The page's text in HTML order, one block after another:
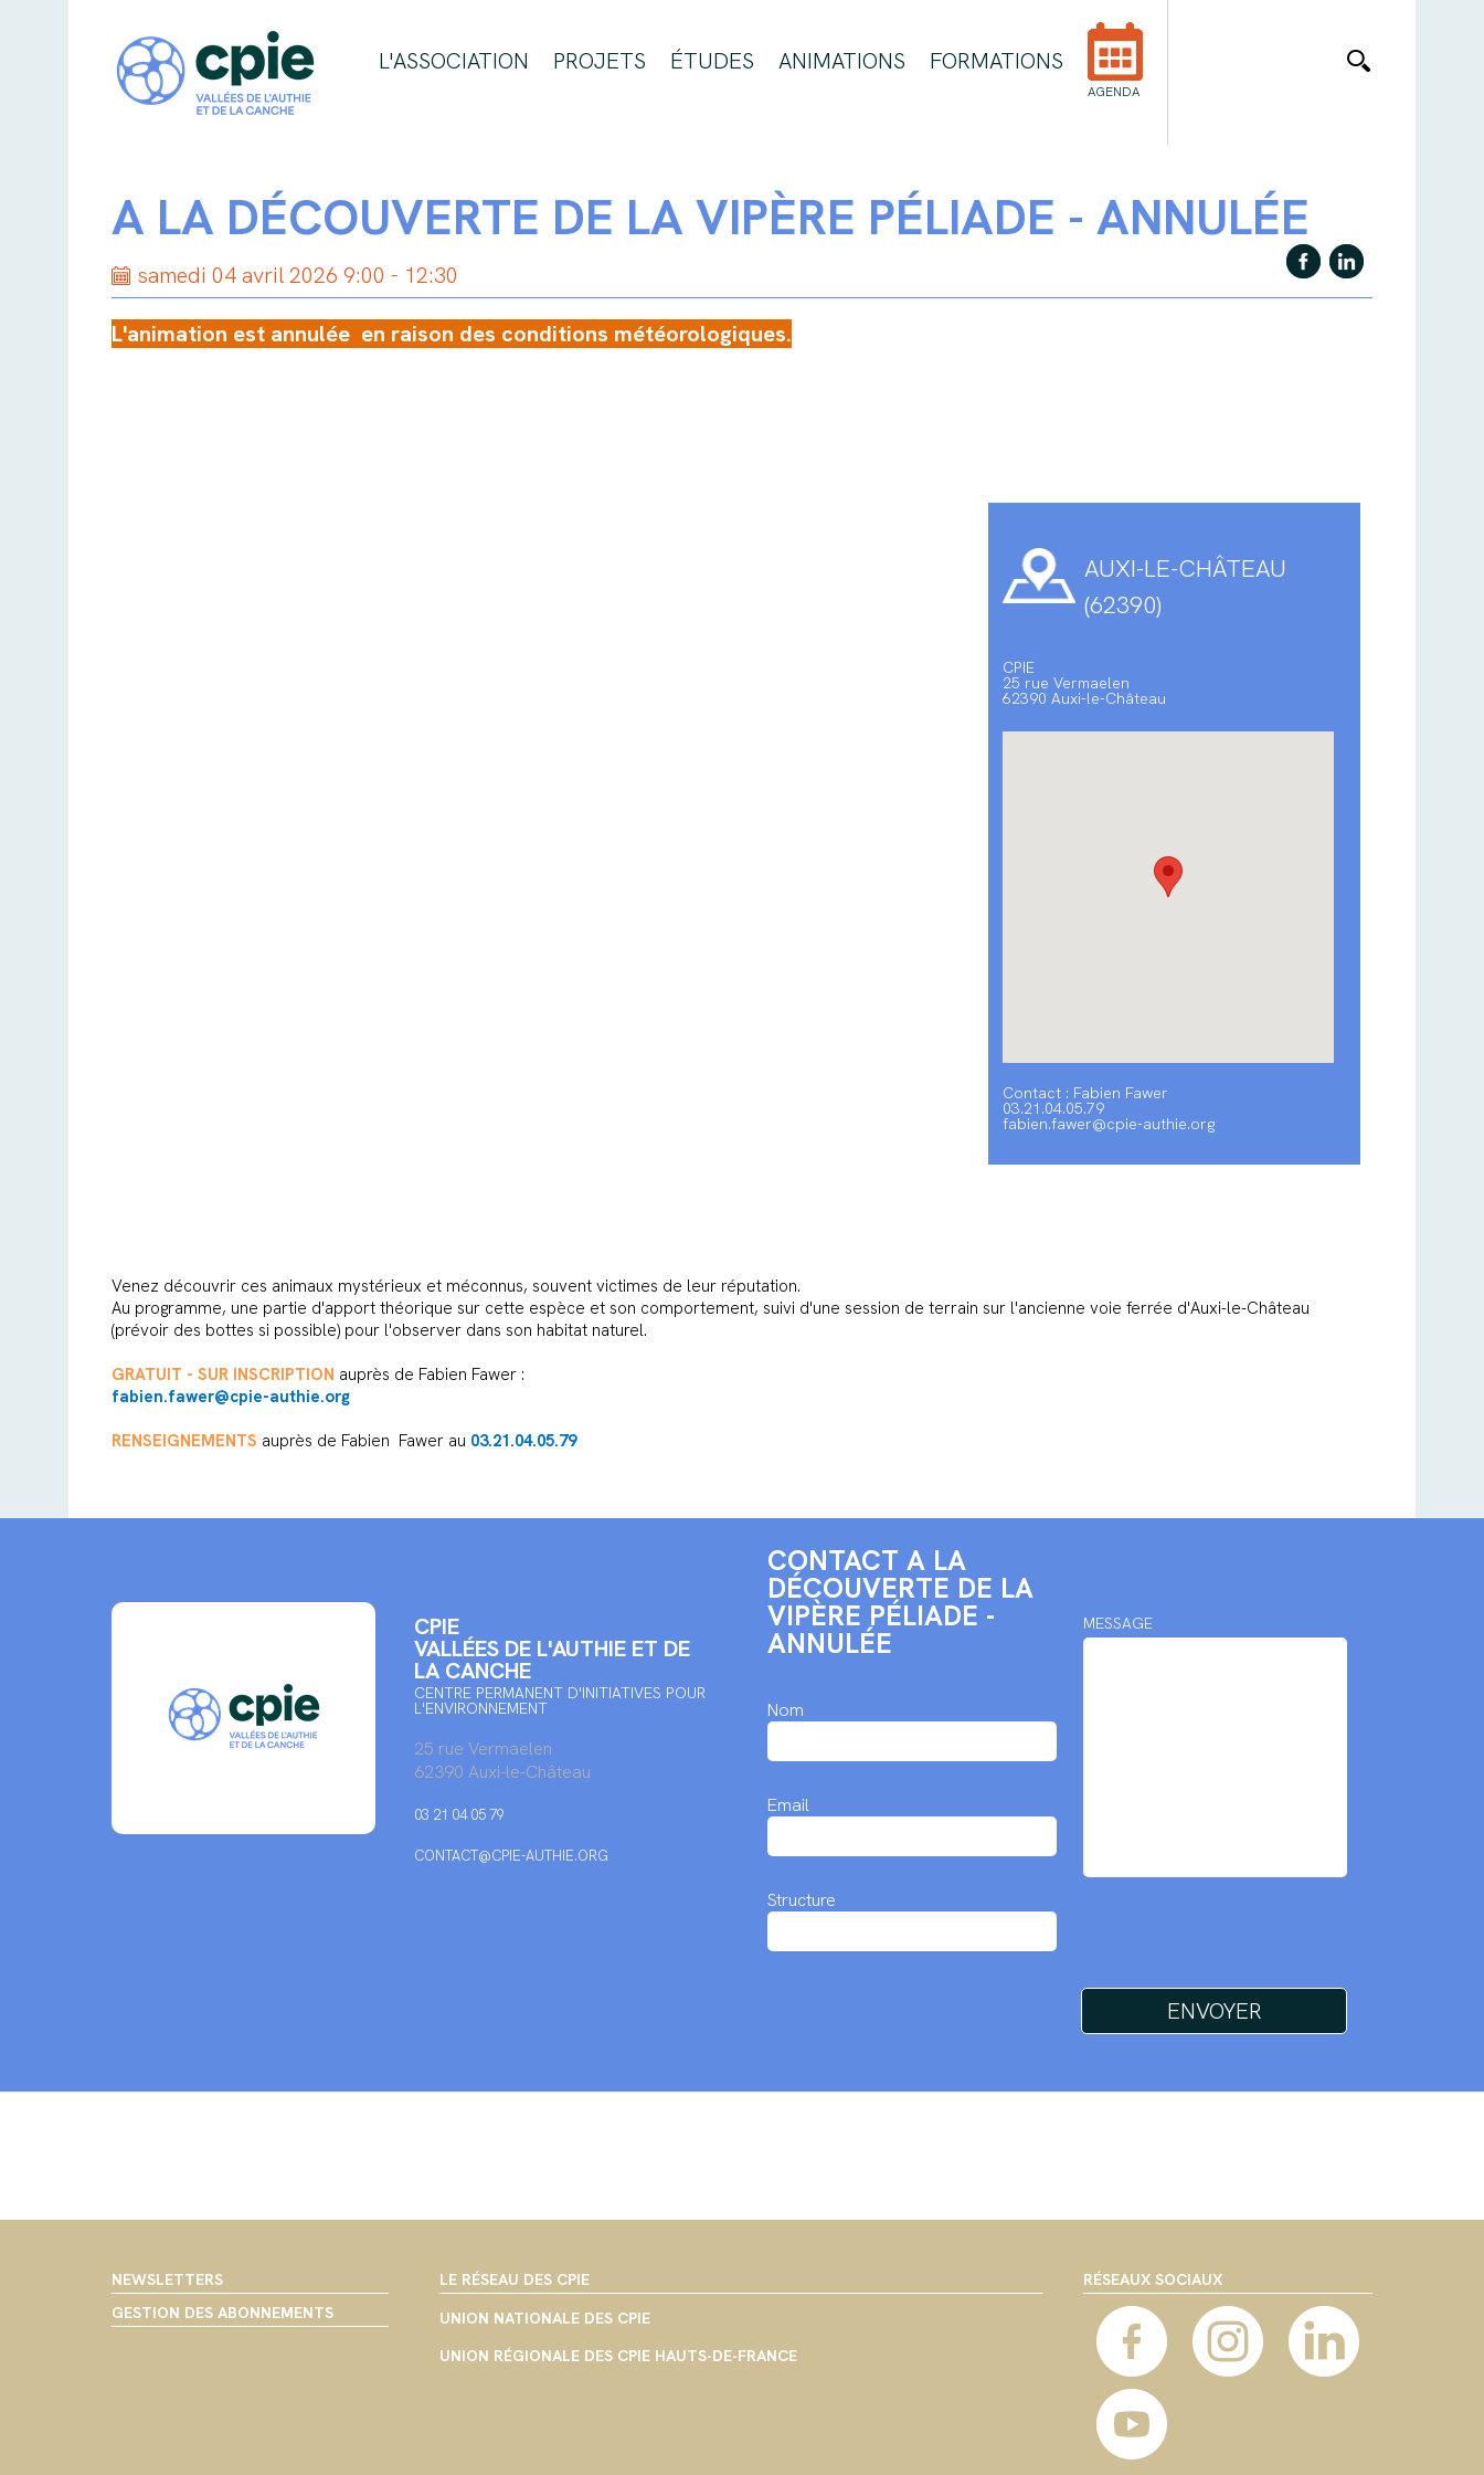
L'ASSOCIATION PROJETS ÉTUDES ANIMATIONS FORMATIONS
AGENDA
A LA DÉCOUVERTE DE LA VIPÈRE PÉLIADE - ANNULÉE
samedi 04 avril 2026 9:00 - 12:30
L'animation est annulée en raison des conditions météorologiques.
AUXI-LE-CHÂTEAU
(62390)
CPIE
25 rue Vermaelen
62390 Auxi-le-Château
Contact : Fabien Fawer
03.21.04.05.79
fabien.fawer@cpie-authie.org
Venez découvrir ces animaux mystérieux et méconnus, souvent victimes de leur réputation.
Au programme, une partie d'apport théorique sur cette espèce et son comportement, suivi d'une session de terrain sur l'ancienne voie ferrée d'Auxi-le-Château
(prévoir des bottes si possible) pour l'observer dans son habitat naturel.
GRATUIT - SUR INSCRIPTION auprès de Fabien Fawer :
fabien.fawer@cpie-authie.org
RENSEIGNEMENTS auprès de Fabien Fawer au 03.21.04.05.79
CPIE
VALLÉES DE L'AUTHIE ET DE
LA CANCHE
CENTRE PERMANENT D'INITIATIVES POUR
L'ENVIRONNEMENT
25 rue Vermaelen
62390 Auxi-le-Château
03 21 04 05 79
CONTACT@CPIE-AUTHIE.ORG
CONTACT A LA
DÉCOUVERTE DE LA
VIPÈRE PÉLIADE -
ANNULÉE
Nom
Email
Structure
MESSAGE
NEWSLETTERS
GESTION DES ABONNEMENTS
LE RÉSEAU DES CPIE
UNION NATIONALE DES CPIE
UNION RÉGIONALE DES CPIE HAUTS-DE-FRANCE
RÉSEAUX SOCIAUX